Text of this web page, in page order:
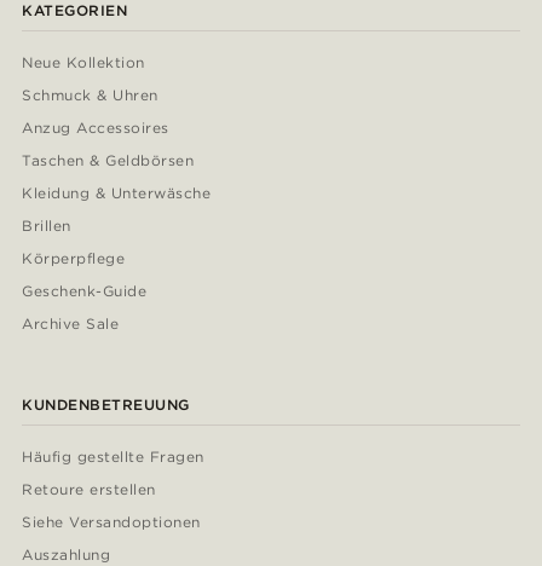
KATEGORIEN
Neue Kollektion
Schmuck & Uhren
Anzug Accessoires
Taschen & Geldbörsen
Kleidung & Unterwäsche
Brillen
Körperpflege
Geschenk-Guide
Archive Sale
KUNDENBETREUUNG
Häufig gestellte Fragen
Retoure erstellen
Siehe Versandoptionen
Auszahlung